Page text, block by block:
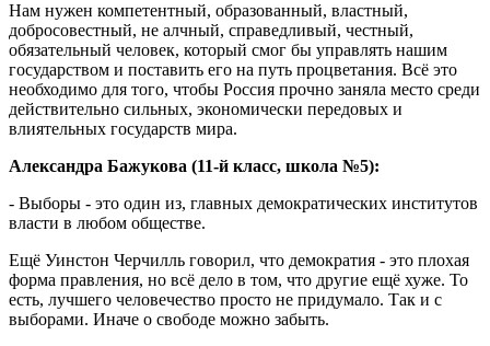
Нам нужен компетентный, образованный, властный,
добросовестный, не алчный, справедливый, честный,
обязательный человек, который смог бы управлять нашим
государством и поставить его на путь процветания. Всё это
необходимо для того, чтобы Россия прочно заняла место среди
действительно сильных, экономически передовых и
влиятельных государств мира.
Александра Бажукова (11-й класс, школа №5):
- Выборы - это один из, главных демократических институтов
власти в любом обществе.
Ещё Уинстон Черчилль говорил, что демократия - это плохая
форма правления, но всё дело в том, что другие ещё хуже. То
есть, лучшего человечество просто не придумало. Так и с
выборами. Иначе о свободе можно забыть.